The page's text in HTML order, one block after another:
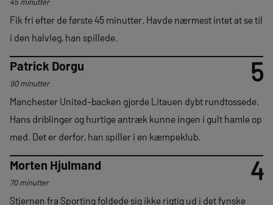
Fik fri efter de første 45 minutter. Havde nærmest intet at se til
i den halvleg, han spillede.
Patrick Dorgu
90 minutter 5
Manchester United-backen gjorde Litauen dybt rundtossede.
Hans driblinger og hurtige antræk kunne ingen i gult hamle op
med. Det er derfor, han spiller i en kæmpeklub.
Morten Hjulmand
70 minutter 4
Stjernen fra Sporting foldede sig ikke rigtig ud i det fynske